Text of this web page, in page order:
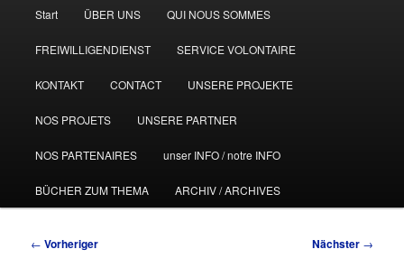
Start ÜBER UNS QUI NOUS SOMMES
FREIWILLIGENDIENST SERVICE VOLONTAIRE
KONTAKT CONTACT UNSERE PROJEKTE
NOS PROJETS UNSERE PARTNER
NOS PARTENAIRES unser INFO / notre INFO
BÜCHER ZUM THEMA ARCHIV / ARCHIVES
Beitragsnavigation
← Vorheriger Nächster →